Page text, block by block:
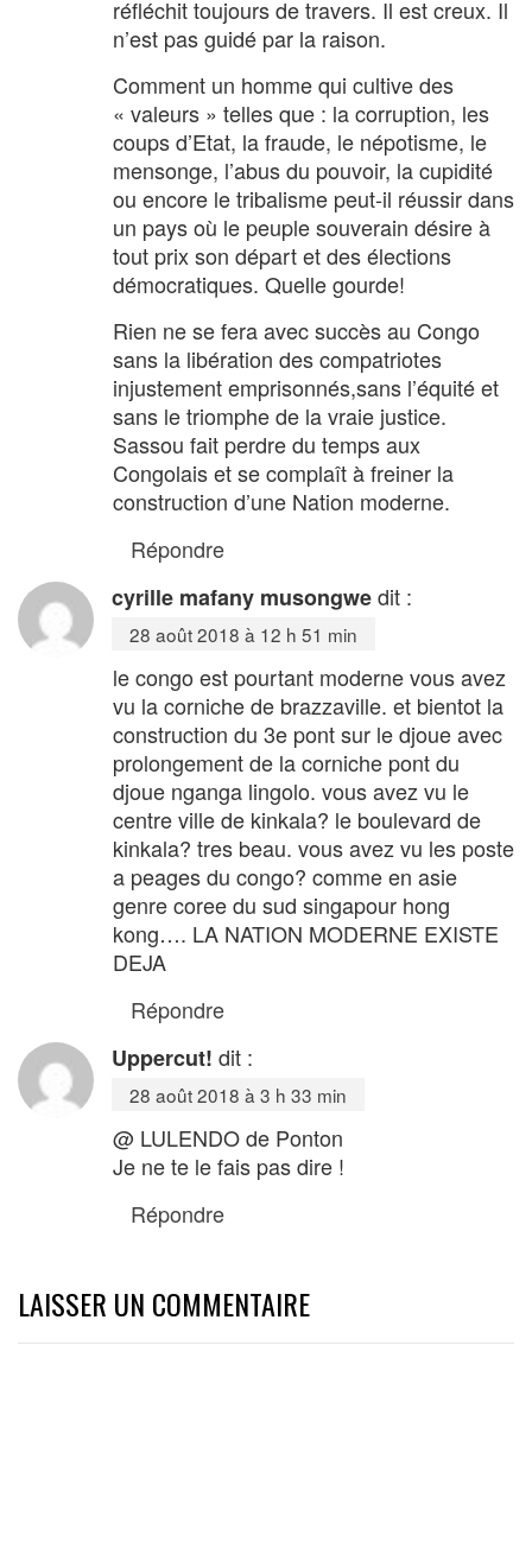
réfléchit toujours de travers. Il est creux. Il
n’est pas guidé par la raison.
Comment un homme qui cultive des
« valeurs » telles que : la corruption, les
coups d’Etat, la fraude, le népotisme, le
mensonge, l’abus du pouvoir, la cupidité
ou encore le tribalisme peut-il réussir dans
un pays où le peuple souverain désire à
tout prix son départ et des élections
démocratiques. Quelle gourde!
Rien ne se fera avec succès au Congo
sans la libération des compatriotes
injustement emprisonnés,sans l’équité et
sans le triomphe de la vraie justice.
Sassou fait perdre du temps aux
Congolais et se complaît à freiner la
construction d’une Nation moderne.
Répondre
cyrille mafany musongwedit :
28 août 2018 à 12 h 51 min
le congo est pourtant moderne vous avez
vu la corniche de brazzaville. et bientot la
construction du 3e pont sur le djoue avec
prolongement de la corniche pont du
djoue nganga lingolo. vous avez vu le
centre ville de kinkala? le boulevard de
kinkala? tres beau. vous avez vu les poste
a peages du congo? comme en asie
genre coree du sud singapour hong
kong…. LA NATION MODERNE EXISTE
DEJA
Répondre
Uppercut! dit :
28 août 2018 à 3 h 33 min
@ LULENDO de Ponton
Je ne te le fais pas dire !
Répondre
LAISSER UN COMMENTAIRE